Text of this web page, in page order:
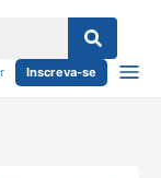
Inscreva-se